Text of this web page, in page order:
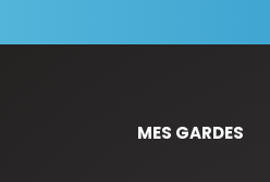
MES GARDES